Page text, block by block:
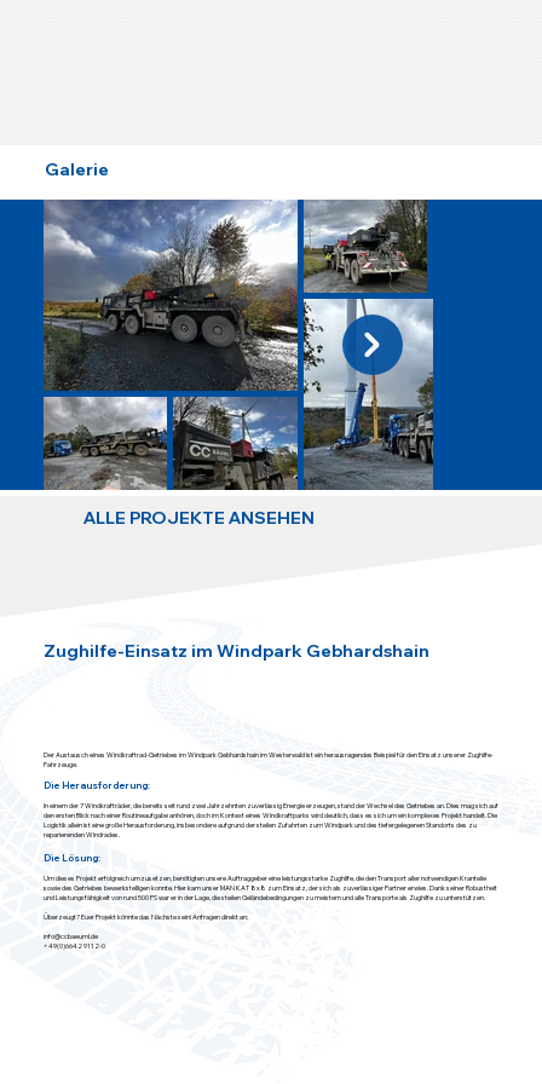
Galerie
ALLE PROJEKTE ANSEHEN
Zughilfe-Einsatz im Windpark Gebhardshain
Der Austausch eines Windkraftrad-Getriebes im Windpark Gebhardshain im Westerwald ist ein herausragendes Beispiel für den Einsatz unserer Zughilfe-
Fahrzeuge.
Die Herausforderung:
In einem der 7 Windkrafträder, die bereits seit rund zwei Jahrzehnten zuverlässig Energie erzeugen, stand der Wechsel des Getriebes an. Dies mag sich auf
den ersten Blick nach einer Routineaufgabe anhören, doch im Kontext eines Windkraftparks wird deutlich, dass es sich um ein komplexes Projekt handelt. Die
Logistik allein ist eine große Herausforderung, insbesondere aufgrund der steilen Zufahrten zum Windpark und des tiefergelegenen Standorts des zu
reparierenden Windrades.
Die Lösung:
Um dieses Projekt erfolgreich umzusetzen, benötigten unsere Auftraggeber eine leistungsstarke Zughilfe, die den Transport aller notwendigen Kranteile
sowie des Getriebes bewerkstelligen konnte. Hier kam unser MAN KAT 8x8 zum Einsatz, der sich als zuverlässiger Partner erwies. Dank seiner Robustheit
und Leistungsfähigkeit von rund 500 PS war er in der Lage, die steilen Geländebedingungen zu meistern und alle Transporte als Zughilfe zu unterstützen.
Überzeugt? Euer Projekt könnte das Nächste sein! Anfragen direkt an:
info@ccbaeuml.de
+49(0)6642 9112-0